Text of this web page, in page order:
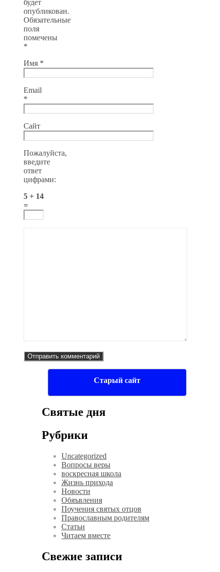
будет
опубликован.
Обязательные
поля
помечены
*
Имя *
Email
*
Сайт
Пожалуйста,
введите
ответ
цифрами:
5 + 14
=
Старый сайт
Святые дня
Рубрики
Uncategorized
Вопросы веры
воскресная школа
Жизнь прихода
Новости
Обяъвления
Поучения святых отцов
Православным родителям
Статьи
Читаем вместе
Свежие записи